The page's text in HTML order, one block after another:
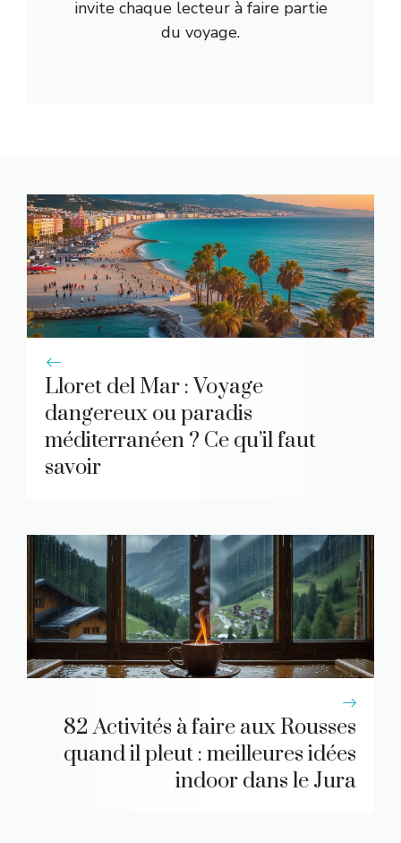
invite chaque lecteur à faire partie
du voyage.
Lloret del Mar : Voyage
dangereux ou paradis
méditerranéen ? Ce qu’il faut
savoir
82 Activités à faire aux Rousses
quand il pleut : meilleures idées
indoor dans le Jura